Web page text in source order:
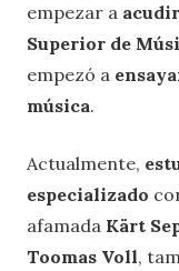
empezar a
Superior de
empezó a
música.
Actualmente,
especializado
afamada Kärt
Toomas Voll,